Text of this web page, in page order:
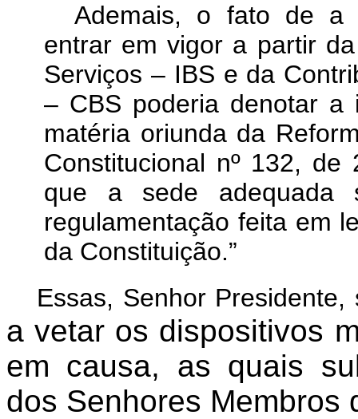
Ademais, o fato de a
entrar em vigor a partir
Serviços – IBS e da
– CBS poderia denotar
matéria oriunda da
Constitucional nº 132,
que a sede adequada
regulamentação feita em
da Constituição.”
Essas, Senhor
a vetar os dispositivos
em causa, as quais
dos Senhores Membros